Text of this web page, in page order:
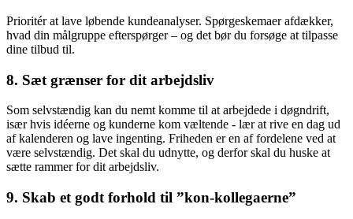
Prioritér at lave løbende kundeanalyser. Spørgeskemaer afdækker,
hvad din målgruppe efterspørger – og det bør du forsøge at tilpasse
dine tilbud til.
8. Sæt grænser for dit arbejdsliv
Som selvstændig kan du nemt komme til at arbejdede i døgndrift,
især hvis idéerne og kunderne kom væltende - lær at rive en dag ud
af kalenderen og lave ingenting. Friheden er en af fordelene ved at
være selvstændig. Det skal du udnytte, og derfor skal du huske at
sætte rammer for dit arbejdsliv.
9. Skab et godt forhold til ”kon-kollegaerne”